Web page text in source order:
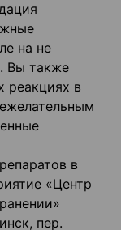
на не
Вы также
реакциях в
в
«Центр
пер.